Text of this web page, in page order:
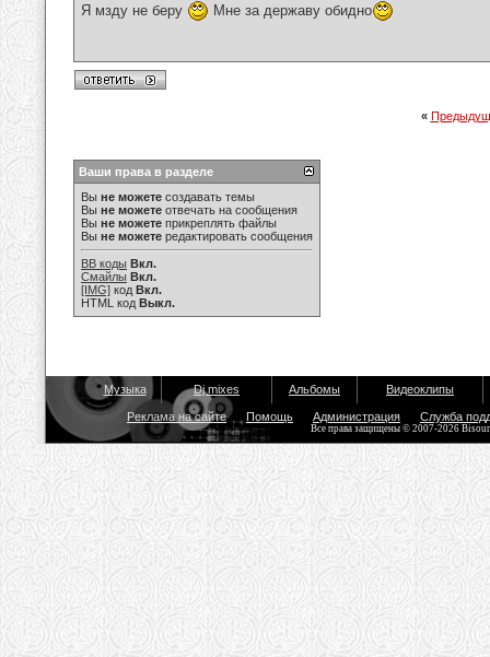
Я мзду не беру Мне за державу обидно
«
Ваши права в разделе
Вы не можете создавать темы
Вы не можете отвечать на сообщения
Вы не можете прикреплять файлы
Вы не можете редактировать сообщения
BB коды Вкл.
Смайлы Вкл.
[IMG] код Вкл.
HTML код Выкл.
Музыка Dj mixes Альбомы Видеоклипы
Реклама на сайте Помощь Администрация Служба
Все права защищены © 2007-2026